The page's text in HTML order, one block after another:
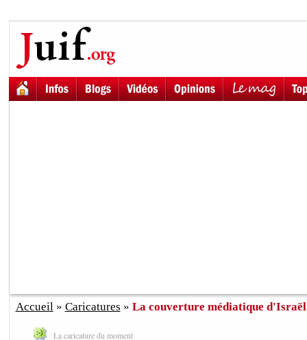
Accueil» Caricatures » La couverture médiatique d'Israël
La caricature du moment